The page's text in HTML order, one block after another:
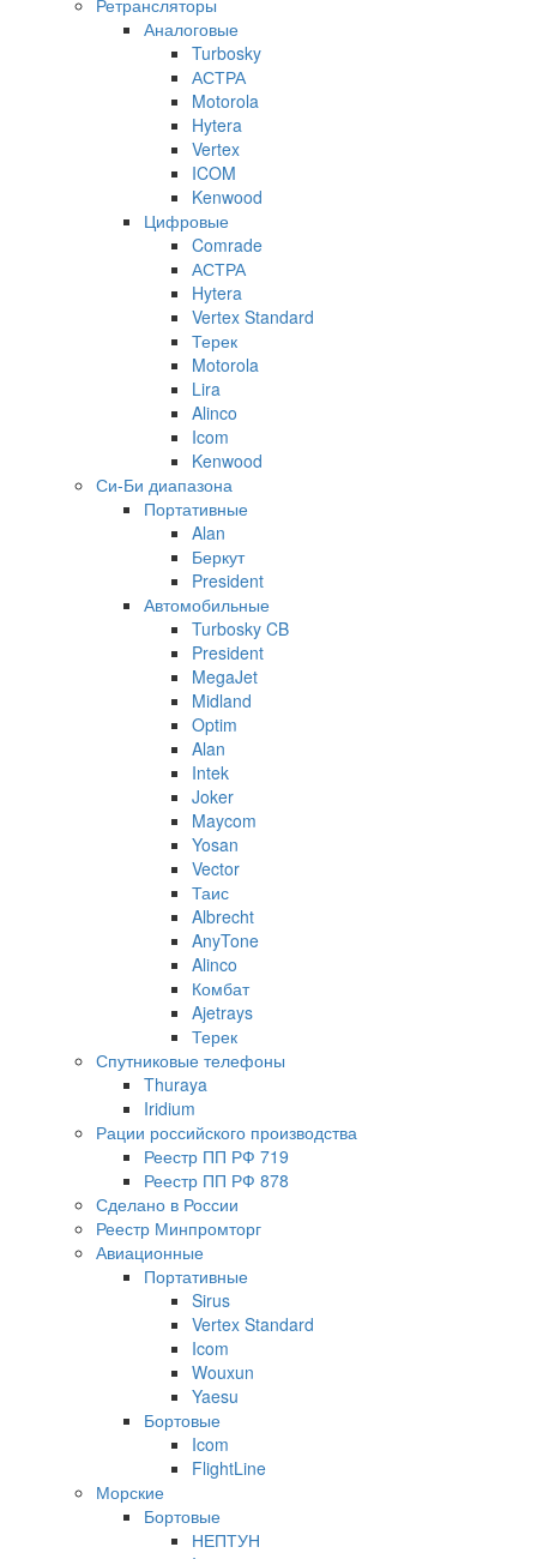
Аналоговые
Turbosky
АСТРА
Motorola
Hytera
Vertex
ICOM
Kenwood
Цифровые
Comrade
АСТРА
Hytera
Vertex Standard
Терек
Motorola
Lira
Alinco
Icom
Kenwood
Си-Би диапазона
Портативные
Alan
Беркут
President
Автомобильные
Turbosky CB
President
MegaJet
Midland
Optim
Alan
Intek
Joker
Maycom
Yosan
Vector
Таис
Albrecht
AnyTone
Alinco
Комбат
Ajetrays
Терек
Спутниковые телефоны
Thuraya
Iridium
Рации российского производства
Реестр ПП РФ 719
Реестр ПП РФ 878
Сделано в России
Реестр Минпромторг
Авиационные
Портативные
Sirus
Vertex Standard
Icom
Wouxun
Yaesu
Бортовые
Icom
FlightLine
Морские
Бортовые
НЕПТУН